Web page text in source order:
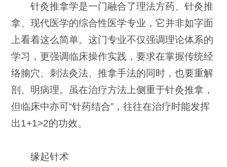
针灸推拿学是一门融合了理法方药、针灸推
拿、现代医学的综合性医学专业，它并非如字面
上看着这么简单。这门专业不仅强调理论体系的
学习，更强调临床操作实践，要求在掌握传统经
络腧穴、刺法灸法、推拿手法的同时，也要重解
剖、明病理。虽在治疗方法上侧重于针灸推拿，
但临床中亦可“针药结合”，往往在治疗时能发挥
出1+1>2的功效。
缘起针术